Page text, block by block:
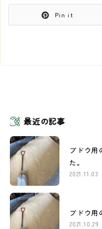
Pin it
最近の記事
ブドウ用
た。
2021.11.03
ブドウ用
2021.10.29